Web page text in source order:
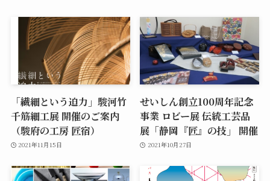
「繊細という迫力」駿河竹
千筋細工展 開催のご案内
（駿府の工房 匠宿）
2021年11月15日
せいしん創立100周年記念
事業 ロビー展 伝統工芸品
展「静岡『匠』の技」 開催
2021年10月27日